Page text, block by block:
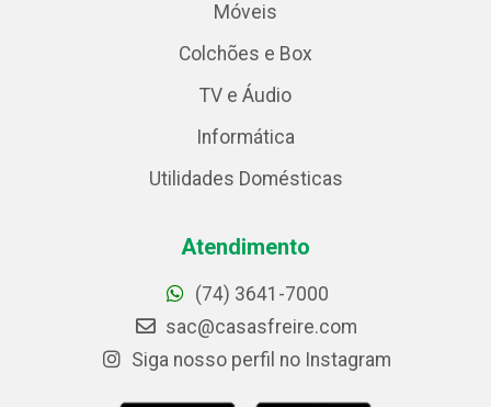
Móveis
Colchões e Box
TV e Áudio
Informática
Utilidades Domésticas
Atendimento
(74) 3641-7000
sac@casasfreire.com
Siga nosso perfil no Instagram